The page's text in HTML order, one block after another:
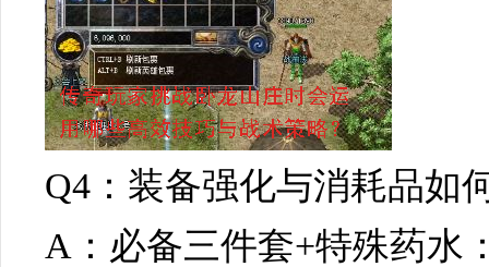
Q4：装备强化与消耗品如
A：必备三件套+特殊药水